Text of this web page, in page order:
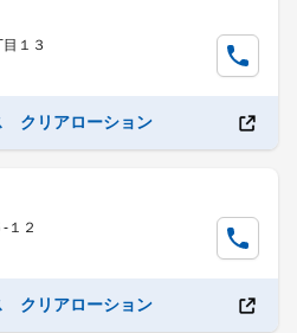
１３
クリアローション
１２
クリアローション